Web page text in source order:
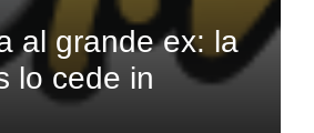
al grande ex: la
lo cede in